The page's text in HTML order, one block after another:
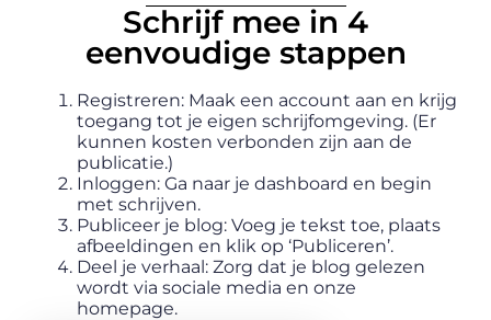
Schrijf mee in 4
eenvoudige stappen
Registreren: Maak een account aan en krijg
toegang tot je eigen schrijfomgeving. (Er
kunnen kosten verbonden zijn aan de
publicatie.)
Inloggen: Ga naar je dashboard en begin
met schrijven.
Publiceer je blog: Voeg je tekst toe, plaats
afbeeldingen en klik op ‘Publiceren’.
Deel je verhaal: Zorg dat je blog gelezen
wordt via sociale media en onze
homepage.